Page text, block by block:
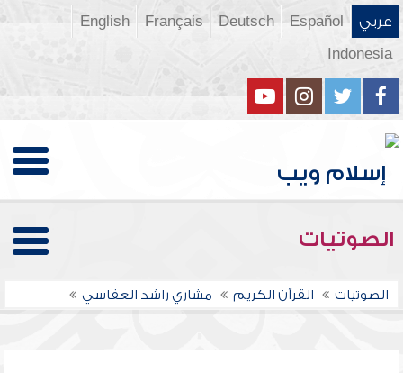
عربي Español
Deutsch
Français
English
Indonesia
الصوتيات
الصوتيات القرآن الكريم مشاري راشد العفاسي